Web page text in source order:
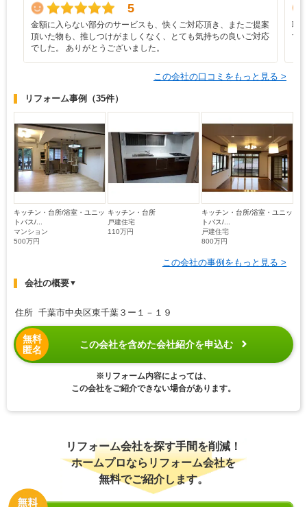
5
金額に入らない部分のサービスも、快くご対応頂き、またご提案
頂いた物も、推しつけがましくなく、とても気持ちの良いご対応
でした。 ありがとうございました。
職
す
この会社の口コミをもっと見る >
リフォーム事例 （35件）
キッチン・台所/浴室・ユニッ
トバス/...
マンション
500万円
キッチン・台所
戸建住宅
110万円
キッチン・台所/浴室・ユニッ
トバス/...
戸建住宅
800万円
この会社の事例をもっと見る >
会社の概要▼
住所 千葉市中央区東千葉３ー１－１９
無料
匿名
この会社を含めた会社紹介を申込む
※リフォーム内容によっては、
この会社をご紹介できない場合があります。
リフォーム会社を探す手間を削減！
ホームプロならリフォーム会社を
無料でご紹介します。